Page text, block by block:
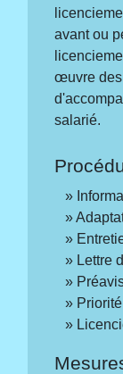
avant ou
œuvre des
salarié.
Lettre